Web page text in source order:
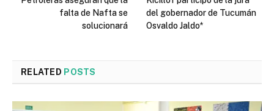
falta de Nafta se
solucionará
del gobernador de Tucumán
Osvaldo Jaldo*
RELATED POSTS